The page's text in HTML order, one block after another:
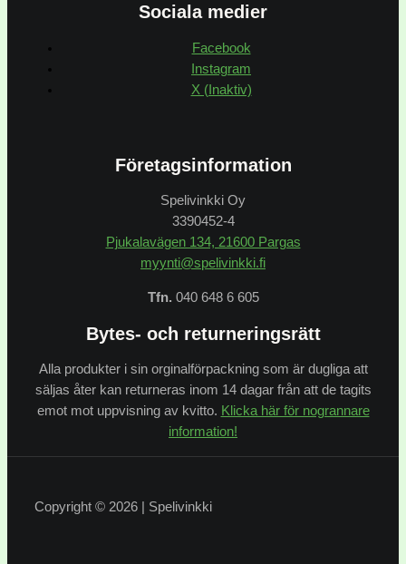
Sociala medier
Facebook
Instagram
X (Inaktiv)
Företagsinformation
Spelivinkki Oy
3390452-4
Pjukalavägen 134, 21600 Pargas
myynti@spelivinkki.fi
Tfn. 040 648 6 605
Bytes- och returneringsrätt
Alla produkter i sin orginalförpackning som är dugliga att
säljas åter kan returneras inom 14 dagar från att de tagits
emot mot uppvisning av kvitto. Klicka här för nogrannare
information!
Copyright © 2026 | Spelivinkki